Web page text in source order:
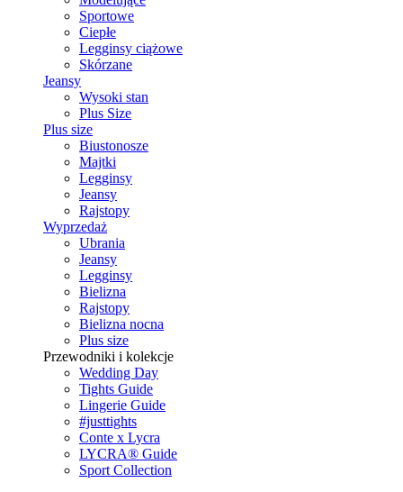
Sportowe
Ciepłe
Legginsy ciążowe
Skórzane
Jeansy
Wysoki stan
Plus Size
Plus size
Biustonosze
Majtki
Legginsy
Jeansy
Rajstopy
Wyprzedaż
Ubrania
Jeansy
Legginsy
Bielizna
Rajstopy
Bielizna nocna
Plus size
Przewodniki i kolekcje
Wedding Day
Tights Guide
Lingerie Guide
#justtights
Conte x Lycra
LYCRA® Guide
Sport Сollection